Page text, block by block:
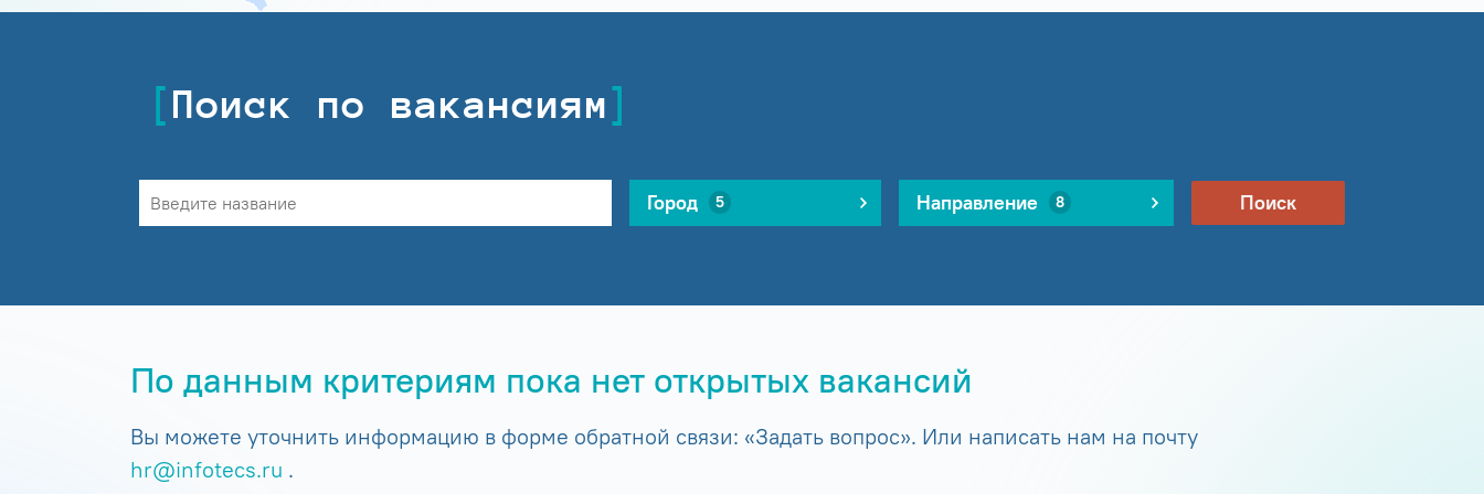
Поиск по вакансиям
Город 5 Направление 8 Поиск
По данным критериям пока нет открытых вакансий
Вы можете уточнить информацию в форме обратной связи: «Задать вопрос». Или написать нам на почту
hr@infotecs.ru .